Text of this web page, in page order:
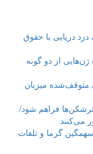
دریایی با حقوق
ژن‌هایی از دو گونه
متوقف‌شده میزبان
فراهم شود/
می‌کنند
سهمگین گرما و تلفات